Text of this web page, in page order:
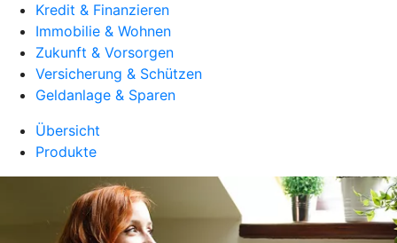
Kredit & Finanzieren
Immobilie & Wohnen
Zukunft & Vorsorgen
Versicherung & Schützen
Geldanlage & Sparen
Übersicht
Produkte